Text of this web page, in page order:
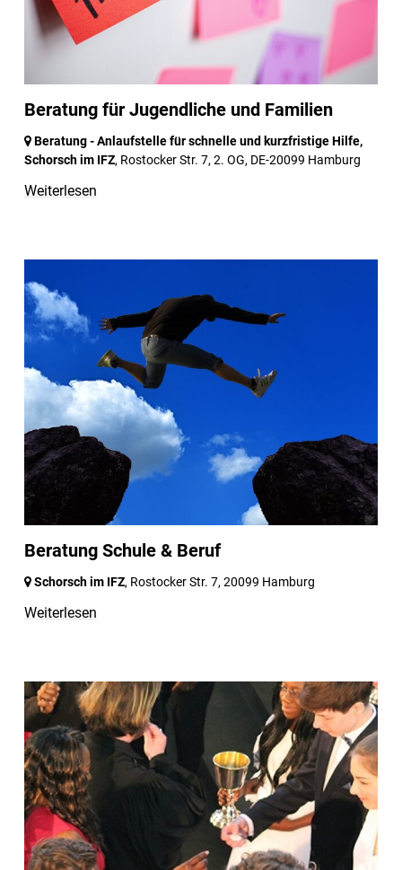
Beratung für Jugendliche und Familien
Beratung - Anlaufstelle für schnelle und kurzfristige Hilfe,
Schorsch im IFZ, Rostocker Str. 7, 2. OG, DE-20099 Hamburg
Weiterlesen
Beratung Schule & Beruf
Schorsch im IFZ, Rostocker Str. 7, 20099 Hamburg
Weiterlesen